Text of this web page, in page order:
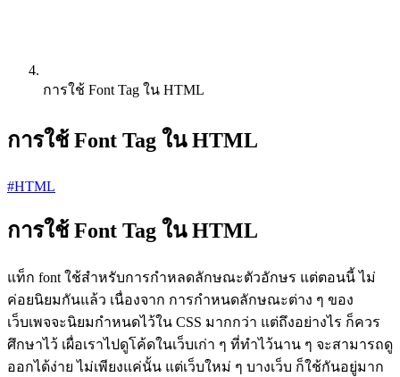
การใช้ Font Tag ใน HTML
การใช้ Font Tag ใน HTML
#HTML
การใช้ Font Tag ใน HTML
แท็ก font ใช้สำหรับการกำหลดลักษณะตัวอักษร แต่ตอนนี้ ไม่
ค่อยนิยมกันแล้ว เนื่องจาก การกำหนดลักษณะต่าง ๆ ของ
เว็บเพจจะนิยมกำหนดไว้ใน CSS มากกว่า แต่ถึงอย่างไร ก็ควร
ศึกษาไว้ เผื่อเราไปดูโค้ดในเว็บเก่า ๆ ที่ทำไว้นาน ๆ จะสามารถดู
ออกได้ง่าย ไม่เพียงแค่นั้น แต่เว็บใหม่ ๆ บางเว็บ ก็ใช้กันอยู่มาก